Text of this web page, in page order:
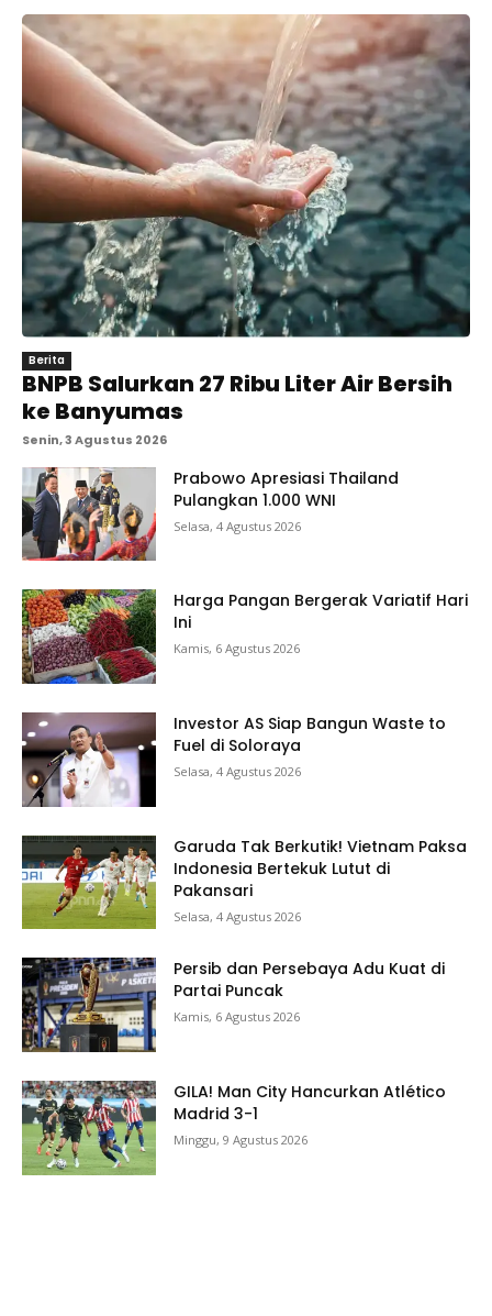
Berita
BNPB Salurkan 27 Ribu Liter Air Bersih
ke Banyumas
Senin, 3 Agustus 2026
Prabowo Apresiasi Thailand
Pulangkan 1.000 WNI
Selasa, 4 Agustus 2026
Harga Pangan Bergerak Variatif Hari
Ini
Kamis, 6 Agustus 2026
Investor AS Siap Bangun Waste to
Fuel di Soloraya
Selasa, 4 Agustus 2026
Garuda Tak Berkutik! Vietnam Paksa
Indonesia Bertekuk Lutut di
Pakansari
Selasa, 4 Agustus 2026
Persib dan Persebaya Adu Kuat di
Partai Puncak
Kamis, 6 Agustus 2026
GILA! Man City Hancurkan Atlético
Madrid 3-1
Minggu, 9 Agustus 2026